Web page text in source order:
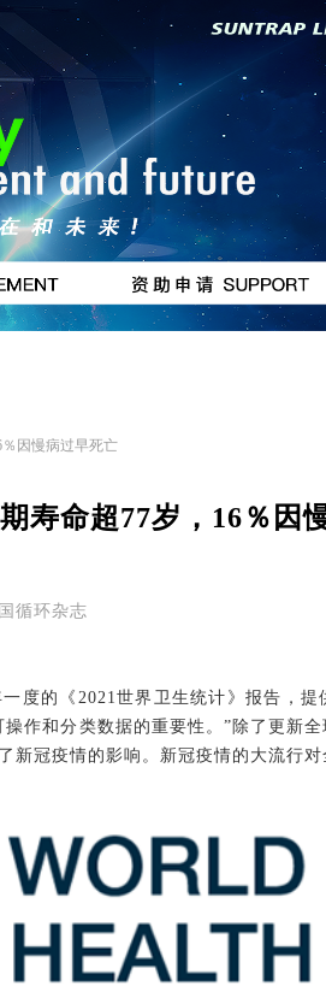
按钮
寿命超77岁，16％因
循环杂志
度的《2021世界卫生统计》报告，提
作和分类数据的重要性。”除了更新
新冠疫情的影响。新冠疫情的大流行
因慢病过早死亡